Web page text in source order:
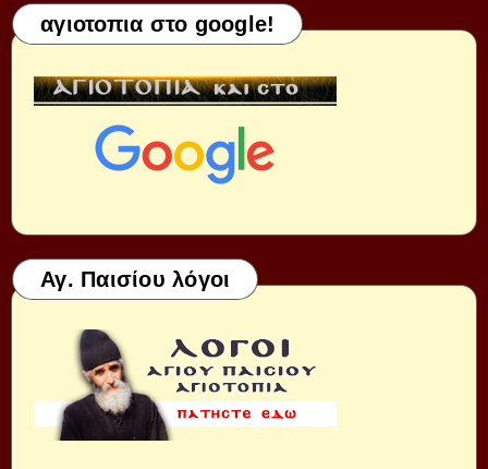
αγιοτοπια στο google!
Αγ. Παισίου λόγοι